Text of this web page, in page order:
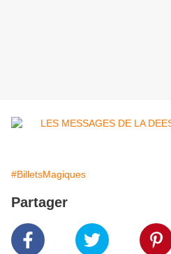
#BilletsMagiques
Partager